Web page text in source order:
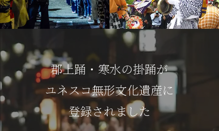
郡上踊・寒水の掛踊が
ユネスコ無形文化遺産に
登録されました